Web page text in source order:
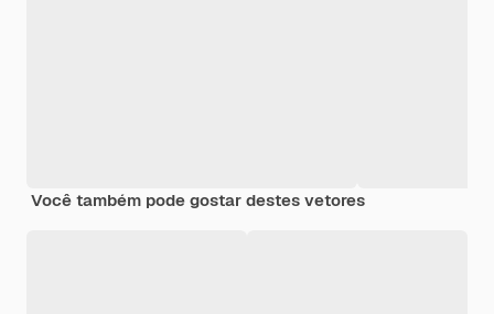
Você também pode gostar destes vetores